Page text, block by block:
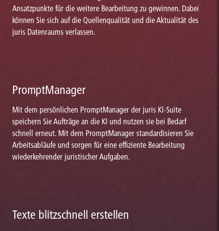
Ansatzpunkte für die weitere Bearbeitung zu gewinnen. Dabei
können Sie sich auf die Quellenqualität und die Aktualität des
juris Datenraums verlassen.
PromptManager
Mit dem persönlichen PromptManager der juris KI-Suite
speichern Sie Aufträge an die KI und nutzen sie bei Bedarf
schnell erneut. Mit dem PromptManager standardisieren Sie
Arbeitsabläufe und sorgen für eine effiziente Bearbeitung
wiederkehrender juristischer Aufgaben.
Texte blitzschnell erstellen